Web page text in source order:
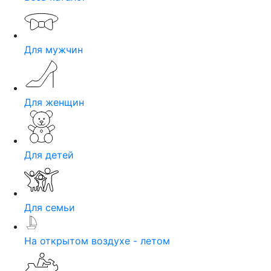
Для мужчин
Для женщин
Для детей
Для семьи
На открытом воздухе - летом